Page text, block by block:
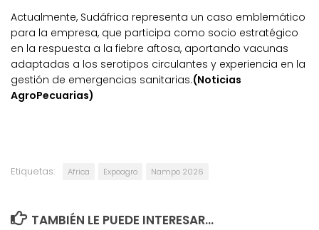
Actualmente, Sudáfrica representa un caso emblemático
para la empresa, que participa como socio estratégico
en la respuesta a la fiebre aftosa, aportando vacunas
adaptadas a los serotipos circulantes y experiencia en la
gestión de emergencias sanitarias.(Noticias
AgroPecuarias)
Etiquetas: Africa Expoagro Nampo 2026
TAMBIÉN LE PUEDE INTERESAR...